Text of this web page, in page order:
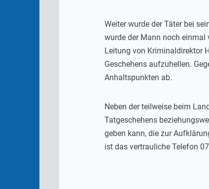
Weiter wurde der Täter bei
wurde der Mann noch einmal
Leitung von Kriminaldirektor
Geschehens aufzuhellen.
Anhaltspunkten ab.
Neben der teilweise beim
Tatgeschehens
geben kann, die zur
ist das vertrauliche Telefon